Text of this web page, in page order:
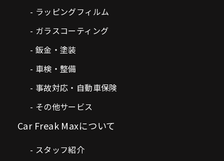
ラッピングフィルム
ガラスコーティング
鈑金・塗装
車検・整備
事故対応・自動車保険
その他サービス
Car Freak Maxについて
スタッフ紹介